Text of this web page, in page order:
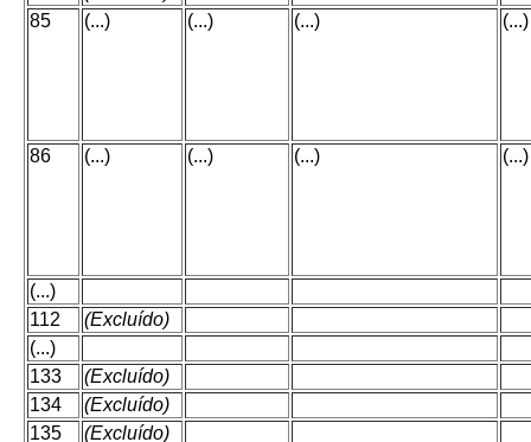
85
(...) (...) (...) (...)
86 (...) (...) (...) (...)
(...)
112
(Excluído)
(...)
133
(Excluído)
134
(Excluído)
135
(Excluído)